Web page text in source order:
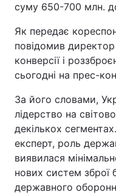
суму 650-700 млн.
Як передає
повідомив
конверсії і
сьогодні на прес-
За його словами,
лідерство на
декількох
експерт, роль
виявилася
нових систем зброї
державного